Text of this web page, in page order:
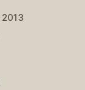
2013